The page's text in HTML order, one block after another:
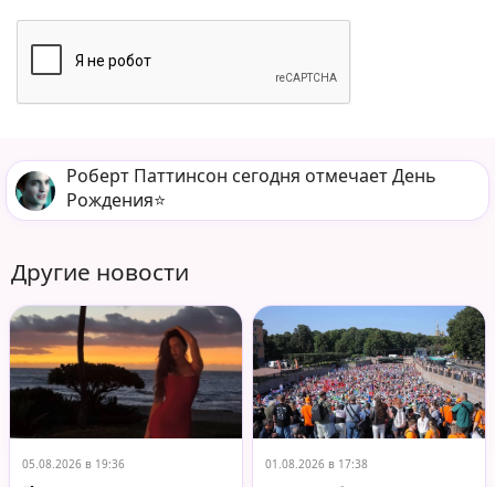
Роберт Паттинсон сегодня отмечает День
Рождения⭐️
Другие новости
05.08.2026 в 19:36 01.08.2026 в 17:38